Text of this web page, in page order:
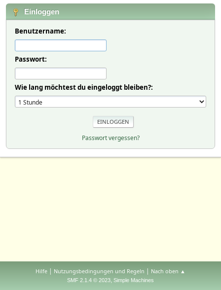
Einloggen
Benutzername:
Passwort:
Wie lang möchtest du eingeloggt bleiben?:
Passwort vergessen?
Hilfe | Nutzungsbedingungen und Regeln | Nach oben ▲
SMF 2.1.4 © 2023, Simple Machines